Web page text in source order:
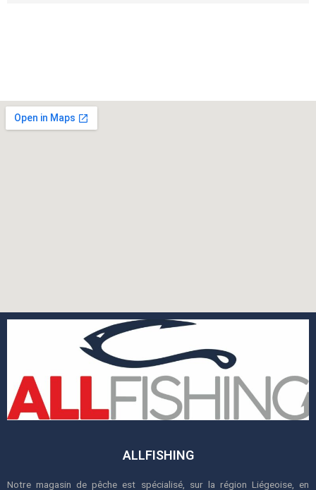
ALLFISHING
Notre magasin de pêche est spécialisé, sur la région Liégeoise, en